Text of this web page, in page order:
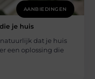
AANBIEDINGEN
je huis
dat je huis
een oplossing die